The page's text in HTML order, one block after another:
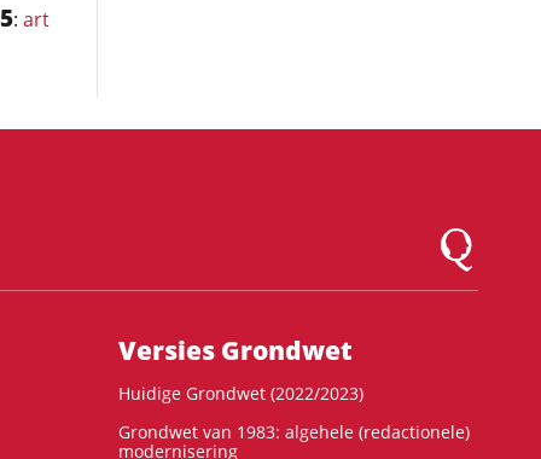
: art
Logo
Versies Grondwet
Huidige Grondwet (2022/2023)
Grondwet van 1983: algehele (redactionele)
modernisering